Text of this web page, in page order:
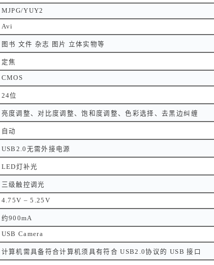
MJPG/YUY2
Avi
图书 文件 杂志 图片 立体实物等
定焦
CMOS
24位
亮度调整、对比度调整、饱和度调整、色彩选择、去黑边纠缠
自动
USB2.0无需外接电源
LED灯补光
三级触控调光
4.75V – 5.25V
约900mA
USB Camera
计算机需具备符合计算机须具有符合 USB2.0协议的 USB 接口